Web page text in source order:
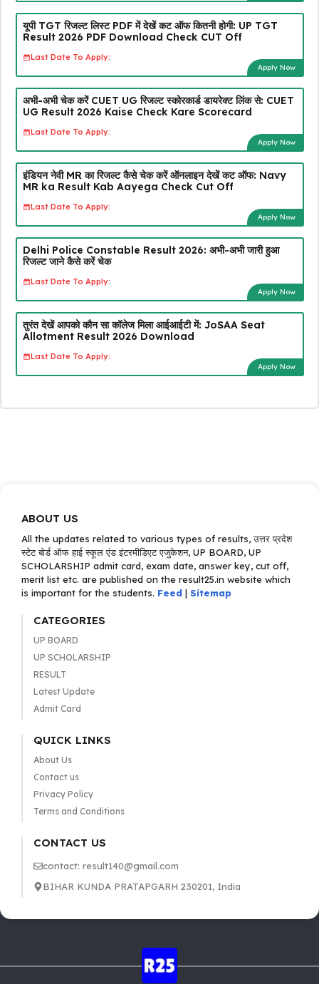
यूपी TGT रिजल्ट लिस्ट PDF में देखें कट ऑफ कितनी होगी: UP TGT
Result 2026 PDF Download Check CUT Off
Last Date To Apply:
Apply Now
अभी-अभी चेक करें CUET UG रिजल्ट स्कोरकार्ड डायरेक्ट लिंक से: CUET
UG Result 2026 Kaise Check Kare Scorecard
Last Date To Apply:
Apply Now
इंडियन नेवी MR का रिजल्ट कैसे चेक करें ऑनलाइन देखें कट ऑफ: Navy
MR ka Result Kab Aayega Check Cut Off
Last Date To Apply:
Apply Now
Delhi Police Constable Result 2026: अभी-अभी जारी हुआ
रिजल्ट जाने कैसे करें चेक
Last Date To Apply:
Apply Now
तुरंत देखें आपको कौन सा कॉलेज मिला आईआईटी में: JoSAA Seat
Allotment Result 2026 Download
Last Date To Apply:
Apply Now
ABOUT US
All the updates related to various types of results, उत्तर प्रदेश
स्टेट बोर्ड ऑफ हाई स्कूल एंड इंटरमीडिएट एजुकेशन, UP BOARD, UP
SCHOLARSHIP admit card, exam date, answer key, cut off,
merit list etc. are published on the result25.in website which
is important for the students. Feed | Sitemap
CATEGORIES
UP BOARD
UP SCHOLARSHIP
RESULT
Latest Update
Admit Card
QUICK LINKS
About Us
Contact us
Privacy Policy
Terms and Conditions
CONTACT US
contact: result140@gmail.com
BIHAR KUNDA PRATAPGARH 230201, India